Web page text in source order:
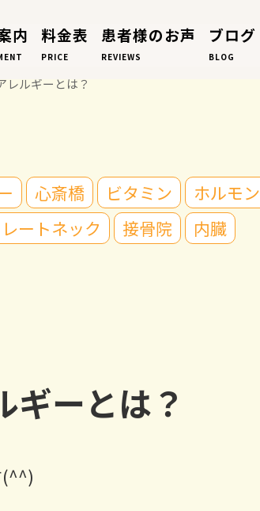
内 料金表
PRICE
患者様のお声
REVIEWS
ブログ
BLOG
レルギーとは？
心斎橋 ビタミン
ホルモン
ートネック 接骨院
内臓
ギーとは？
(^^)